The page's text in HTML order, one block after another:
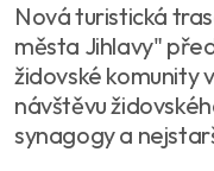
Nová turistická
města Jihlavy"
židovské komunity
návštěvu
synagogy a